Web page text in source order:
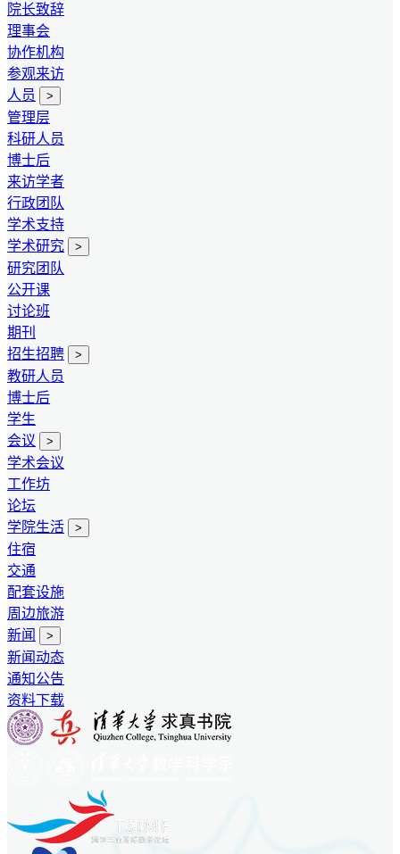
院长致辞
理事会
协作机构
参观来访
人员
>
管理层
科研人员
博士后
来访学者
行政团队
学术支持
学术研究
>
研究团队
公开课
讨论班
期刊
招生招聘
>
教研人员
博士后
学生
会议
>
学术会议
工作坊
论坛
学院生活
>
住宿
交通
配套设施
周边旅游
新闻
>
新闻动态
通知公告
资料下载